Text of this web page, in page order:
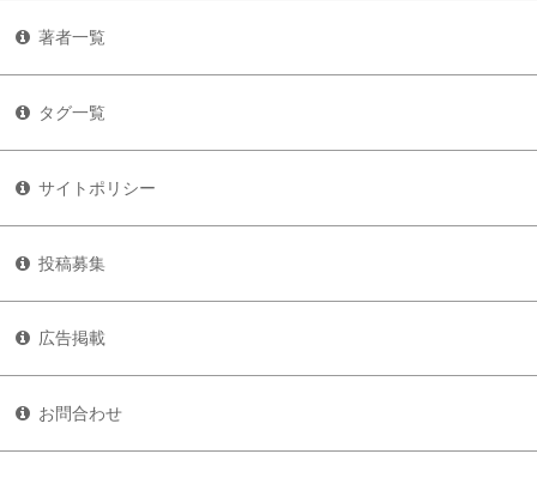
著者一覧
タグ一覧
サイトポリシー
投稿募集
広告掲載
お問合わせ